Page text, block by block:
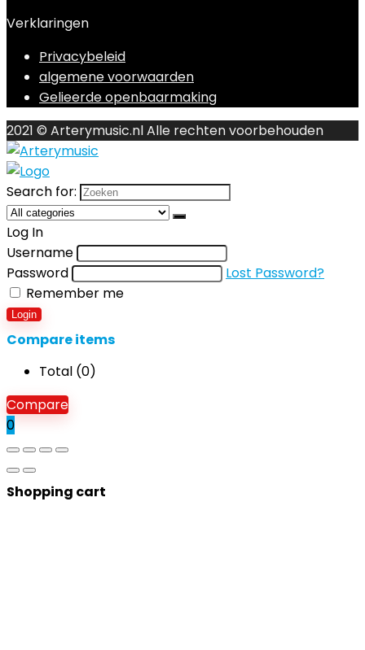
Verklaringen
Privacybeleid
algemene voorwaarden
Gelieerde openbaarmaking
2021 © Arterymusic.nl Alle rechten voorbehouden
Search for:
Log In
Username
Password
Lost Password?
Remember me
Login
Compare items
Total (0)
Compare
0
Shopping cart